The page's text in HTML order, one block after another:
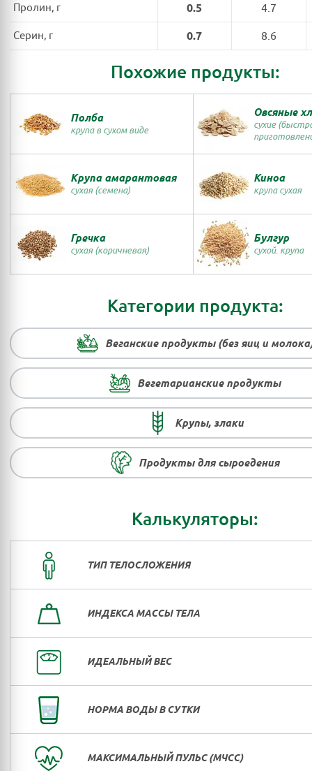
Пролин, г 0.5 4.7
Серин, г 0.7 8.6
Похожие продукты:
Полба
крупа в сухом виде
Овсяные
сухие
Крупа амарантовая
сухая (семена)
Киноа
крупа сухая
Гречка
сухая (коричневая)
Булгур
сухой. крупа
Категории продукта:
Веганские продукты (без яиц и
Вегетарианские продукты
Крупы, злаки
Продукты для сыроедения
Калькуляторы:
ТИП ТЕЛОСЛОЖЕНИЯ
ИНДЕКСА МАССЫ ТЕЛА
ИДЕАЛЬНЫЙ ВЕС
НОРМА ВОДЫ В СУТКИ
МАКСИМАЛЬНЫЙ ПУЛЬС (МЧСС)